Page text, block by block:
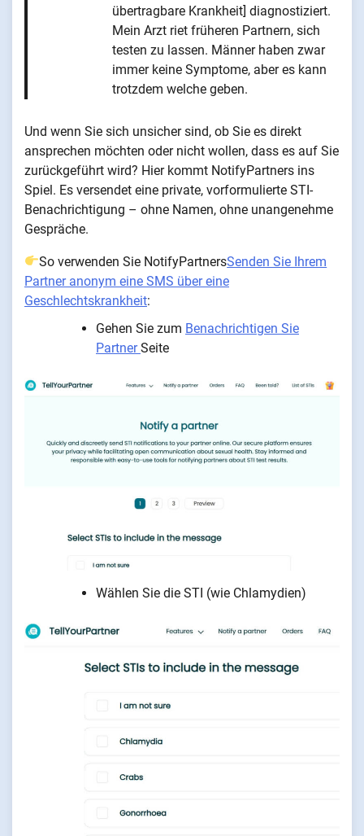
übertragbare Krankheit] diagnostiziert.
Mein Arzt riet früheren Partnern, sich
testen zu lassen. Männer haben zwar
immer keine Symptome, aber es kann
trotzdem welche geben.
Und wenn Sie sich unsicher sind, ob Sie es direkt
ansprechen möchten oder nicht wollen, dass es auf Sie
zurückgeführt wird? Hier kommt NotifyPartners ins
Spiel. Es versendet eine private, vorformulierte STI-
Benachrichtigung – ohne Namen, ohne unangenehme
Gespräche.
So verwenden Sie NotifyPartnersSenden Sie Ihrem
Partner anonym eine SMS über eine
Geschlechtskrankheit:
Gehen Sie zum Benachrichtigen Sie
PartnerSeite
Wählen Sie die STI (wie Chlamydien)